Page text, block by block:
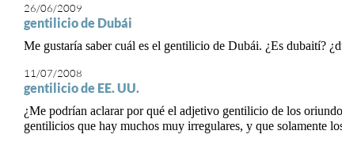
26/06/2009
gentilicio de Dubái
Me gustaría saber cuál es el gentilicio de Dubái. ¿Es dubaití?
11/07/2008
gentilicio de EE. UU.
¿Me podrían aclarar por qué el adjetivo gentilicio de los
gentilicios que hay muchos muy irregulares, y que solamente